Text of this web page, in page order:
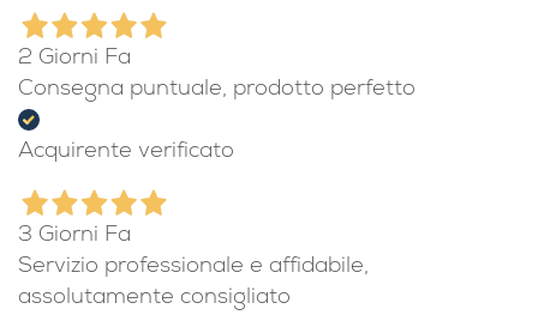
2 Giorni Fa
Consegna puntuale, prodotto perfetto
Acquirente verificato
3 Giorni Fa
Servizio professionale e affidabile,
assolutamente consigliato